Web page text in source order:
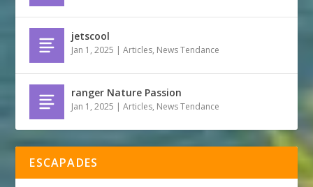
jetscool
Jan 1, 2025 |Articles, News Tendance
ranger Nature Passion
Jan 1, 2025 |Articles, News Tendance
ESCAPADES